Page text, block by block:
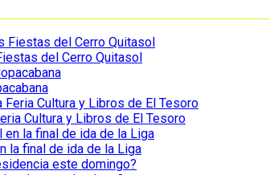
del Cerro Quitasol
Cultura y Libros de El Tesoro
la final de ida de la Liga